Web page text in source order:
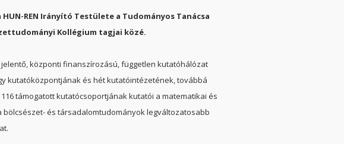
REN Irányító Testülete a Tudományos Tanácsa
Kollégium tagjai közé.
központi finanszírozású, független kutatóhálózat
kutatóközpontjának és hét kutatóintézetének, továbbá
támogatott kutatócsoportjának kutatói a matematikai és
és társadalomtudományok legváltozatosabb